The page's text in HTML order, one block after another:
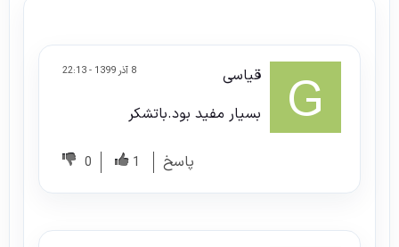
8 آذر 1399 - 22:13
قیاسی
بسیار مفید بود.باتشکر
پاسخ 1
0